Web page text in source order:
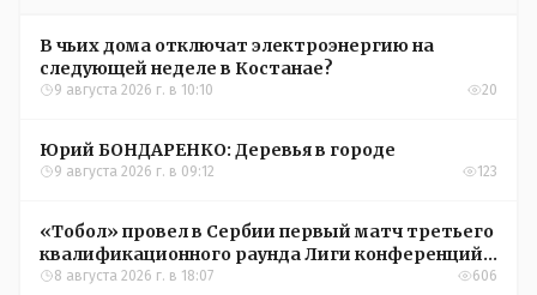
В чьих дома отключат электроэнергию на
следующей неделе в Костанае?
9 августа 2026 г. в 10:10 20
Юрий БОНДАРЕНКО: Деревья в городе
9 августа 2026 г. в 09:12 123
«Тобол» провел в Сербии первый матч третьего
квалификационного раунда Лиги конференций
УЕФА
8 августа 2026 г. в 18:07 606